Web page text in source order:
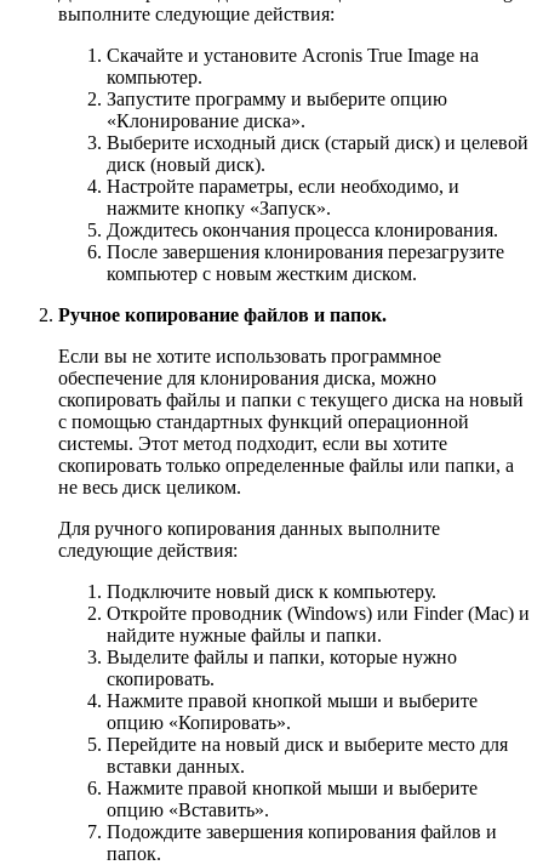
выполните следующие действия:
Скачайте и установите Acronis True Image на
компьютер.
Запустите программу и выберите опцию
«Клонирование диска».
Выберите исходный диск (старый диск) и целевой
диск (новый диск).
Настройте параметры, если необходимо, и
нажмите кнопку «Запуск».
Дождитесь окончания процесса клонирования.
После завершения клонирования перезагрузите
компьютер с новым жестким диском.
Ручное копирование файлов и папок.
Если вы не хотите использовать программное
обеспечение для клонирования диска, можно
скопировать файлы и папки с текущего диска на новый
с помощью стандартных функций операционной
системы. Этот метод подходит, если вы хотите
скопировать только определенные файлы или папки, а
не весь диск целиком.
Для ручного копирования данных выполните
следующие действия:
Подключите новый диск к компьютеру.
Откройте проводник (Windows) или Finder (Mac) и
найдите нужные файлы и папки.
Выделите файлы и папки, которые нужно
скопировать.
Нажмите правой кнопкой мыши и выберите
опцию «Копировать».
Перейдите на новый диск и выберите место для
вставки данных.
Нажмите правой кнопкой мыши и выберите
опцию «Вставить».
Подождите завершения копирования файлов и
папок.